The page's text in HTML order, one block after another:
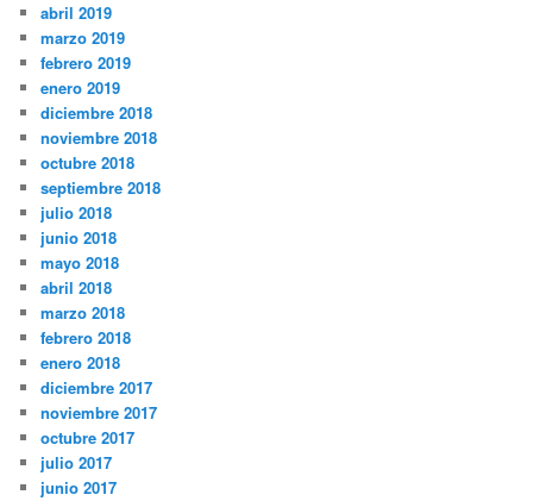
abril 2019
marzo 2019
febrero 2019
enero 2019
diciembre 2018
noviembre 2018
octubre 2018
septiembre 2018
julio 2018
junio 2018
mayo 2018
abril 2018
marzo 2018
febrero 2018
enero 2018
diciembre 2017
noviembre 2017
octubre 2017
julio 2017
junio 2017